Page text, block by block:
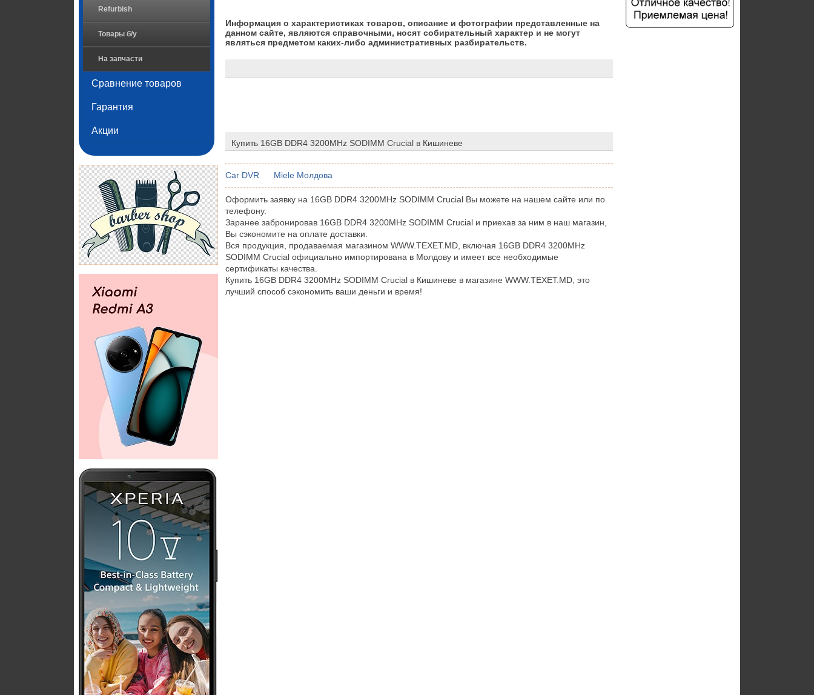
Refurbish
Товары б/у
На запчасти
Сравнение товаров
Гарантия
Акции
Информация о характеристиках товаров, описание и фотографии представленные на
данном сайте, являются справочными, носят собирательный характер и не могут
являться предметом каких-либо административных разбирательств.
Купить 16GB DDR4 3200MHz SODIMM Crucial в Кишиневе
Car DVR Miele Молдова
Оформить заявку на 16GB DDR4 3200MHz SODIMM Crucial Вы можете на нашем сайте или по
телефону.
Заранее забронировав 16GB DDR4 3200MHz SODIMM Crucial и приехав за ним в наш магазин,
Вы сэкономите на оплате доставки.
Вся продукция, продаваемая магазином WWW.TEXET.MD, включая 16GB DDR4 3200MHz
SODIMM Crucial официально импортирована в Молдову и имеет все необходимые
сертификаты качества.
Купить 16GB DDR4 3200MHz SODIMM Crucial в Кишиневе в магазине WWW.TEXET.MD, это
лучший способ сэкономить ваши деньги и время!